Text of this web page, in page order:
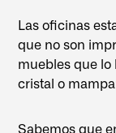
Las oficinas
que no son
muebles que lo
cristal o
Sabemos que